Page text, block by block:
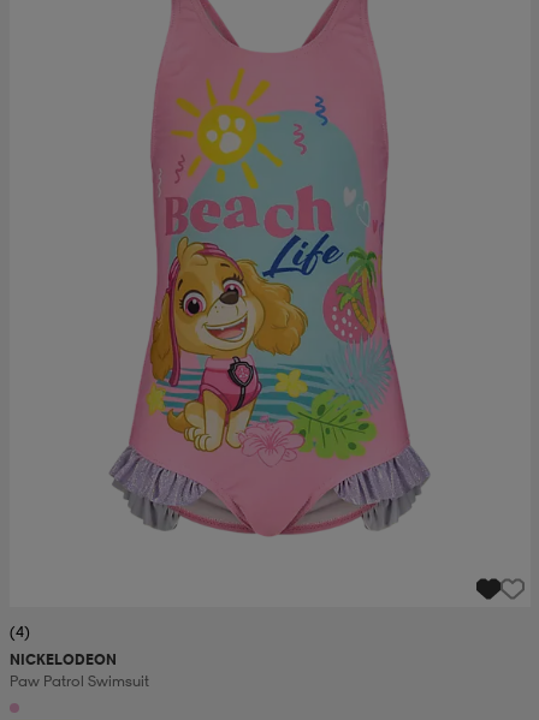
(4)
NICKELODEON
Paw Patrol Swimsuit